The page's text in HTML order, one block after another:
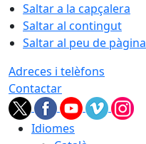
Saltar a la capçalera
Saltar al contingut
Saltar al peu de pàgina
Adreces i telèfons
Contactar
Idiomes